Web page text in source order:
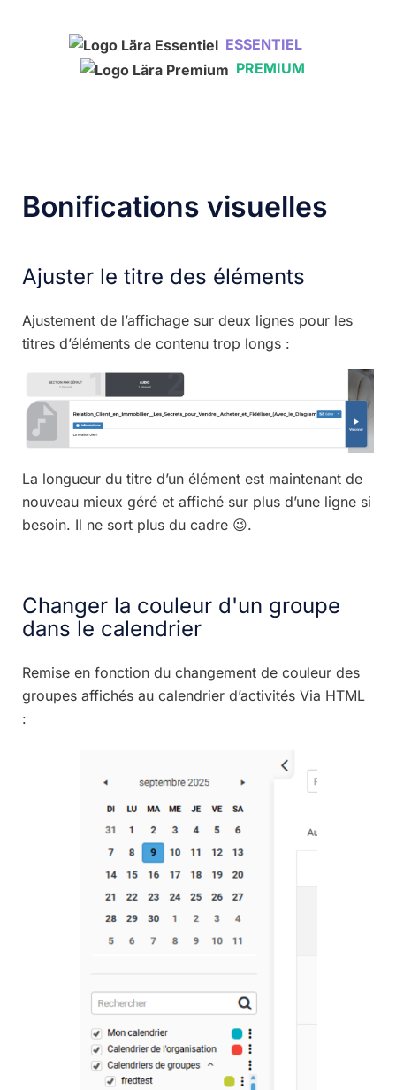
ESSENTIEL
PREMIUM
Bonifications visuelles
Ajuster le titre des éléments
Ajustement de l’affichage sur deux lignes pour les
titres d’éléments de contenu trop longs :
La longueur du titre d’un élément est maintenant de
nouveau mieux géré et affiché sur plus d’une ligne si
besoin. Il ne sort plus du cadre 😉.
Changer la couleur d'un groupe
dans le calendrier
Remise en fonction du changement de couleur des
groupes affichés au calendrier d’activités Via HTML
: